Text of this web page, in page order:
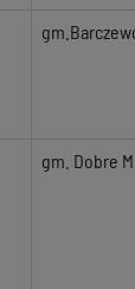
gm. Dobre